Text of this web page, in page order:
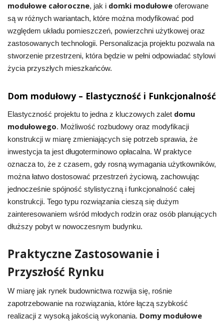
modułowe całoroczne, jak i domki modułoweoferowane
są w różnych wariantach, które można modyfikować pod
względem układu pomieszczeń, powierzchni użytkowej oraz
zastosowanych technologii. Personalizacja projektu pozwala na
stworzenie przestrzeni, która będzie w pełni odpowiadać stylowi
życia przyszłych mieszkańców.
Dom modułowy – Elastyczność i Funkcjonalność
Elastyczność projektu to jedna z kluczowych zalet domu
modułowego. Możliwość rozbudowy oraz modyfikacji
konstrukcji w miarę zmieniających się potrzeb sprawia, że
inwestycja ta jest długoterminowo opłacalna. W praktyce
oznacza to, że z czasem, gdy rosną wymagania użytkowników,
można łatwo dostosować przestrzeń życiową, zachowując
jednocześnie spójność stylistyczną i funkcjonalność całej
konstrukcji. Tego typu rozwiązania cieszą się dużym
zainteresowaniem wśród młodych rodzin oraz osób planujących
dłuższy pobyt w nowoczesnym budynku.
Praktyczne Zastosowanie i
Przyszłość Rynku
W miarę jak rynek budownictwa rozwija się, rośnie
zapotrzebowanie na rozwiązania, które łączą szybkość
realizacji z wysoką jakością wykonania. Domy modułowe